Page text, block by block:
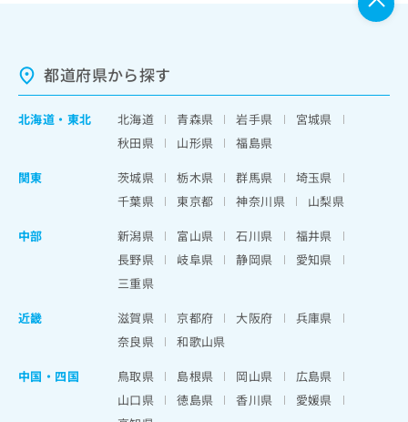
都道府県から探す
北海道 ・ 東北 北海道 青森県 岩手県
宮城県
秋田県
山形県
福島県
関東
茨城県 栃木県 群馬県
埼玉県
千葉県
東京都 神奈川県
山梨県
中部
新潟県 富山県 石川県
福井県
長野県
岐阜県 静岡県
愛知県
三重県
近畿
滋賀県 京都府 大阪府
兵庫県
奈良県
和歌山県
中国・四国
鳥取県 島根県 岡山県
広島県
山口県
徳島県 香川県
愛媛県